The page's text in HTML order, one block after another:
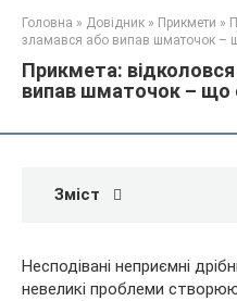
Головна » Довідник » Прикмети »
зламався або випав шматочок –
Прикмета:
випав шматочок – що
Зміст
Несподівані неприємні
невеликі проблеми